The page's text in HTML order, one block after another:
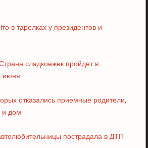
в тарелках у президентов и
сладкоежек пройдет в
июня
отказались приемные родители,
дом
пострадала в ДТП